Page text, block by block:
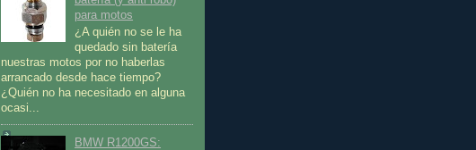
para motos
¿A quién no se le ha
quedado sin batería
nuestras motos por no haberlas
arrancado desde hace tiempo?
¿Quién no ha necesitado en alguna
ocasi...
BMW R1200GS: